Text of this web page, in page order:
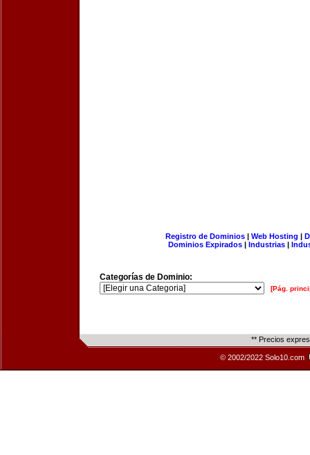
Registro de Dominios| Web Hosting |
Dominios Expirados | Industrias |
Categorías de Dominio:
[Pág.
** Precios
© 2002/2022 Solo10.com